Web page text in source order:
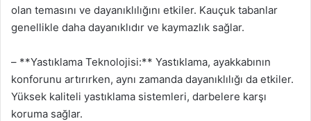
olan temasını ve dayanıklılığını etkiler. Kauçuk tabanlar
genellikle daha dayanıklıdır ve kaymazlık sağlar.
– **Yastıklama Teknolojisi:** Yastıklama, ayakkabının
konforunu artırırken, aynı zamanda dayanıklılığı da etkiler.
Yüksek kaliteli yastıklama sistemleri, darbelere karşı
koruma sağlar.